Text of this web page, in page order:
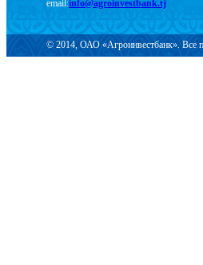
email:info@agroinvestbank.tj
© 2014, ОАО «Агроинвестбанк». Все